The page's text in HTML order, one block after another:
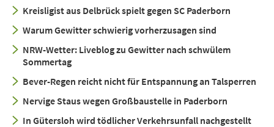
Kreisligist aus Delbrück spielt gegen SC Paderborn
Warum Gewitter schwierig vorherzusagen sind
NRW-Wetter: Liveblog zu Gewitter nach schwülem
Sommertag
Bever-Regen reicht nicht für Entspannung an Talsperren
Nervige Staus wegen Großbaustelle in Paderborn
In Gütersloh wird tödlicher Verkehrsunfall nachgestellt